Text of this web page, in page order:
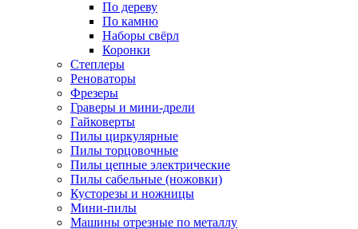
По дереву
По камню
Наборы свёрл
Коронки
Степлеры
Реноваторы
Фрезеры
Граверы и мини-дрели
Гайковерты
Пилы циркулярные
Пилы торцовочные
Пилы цепные электрические
Пилы сабельные (ножовки)
Кусторезы и ножницы
Мини-пилы
Машины отрезные по металлу